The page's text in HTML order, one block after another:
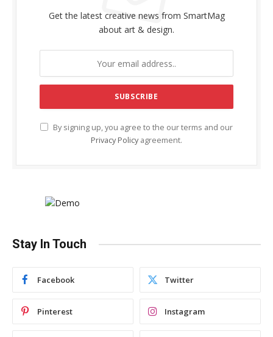
Get the latest creative news from SmartMag
about art & design.
By signing up, you agree to the our terms and our
Privacy Policy agreement.
Stay In Touch
Facebook Twitter
Pinterest Instagram